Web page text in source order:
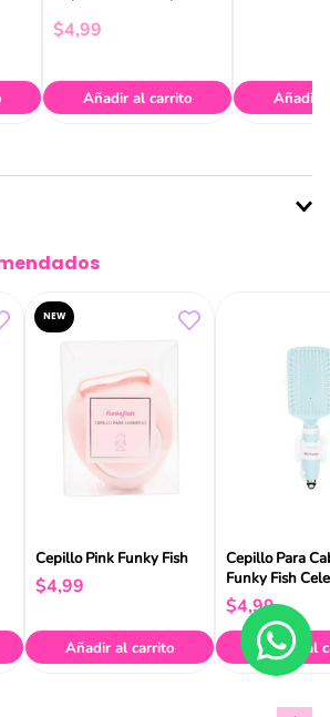
$4,99
Añadir al carrito Añadir
NEW
Cepillo Pink Funky Fish
$4,99
Añadir al carrito
Cepillo Para
Funky Fish
$4,99
Añadir al